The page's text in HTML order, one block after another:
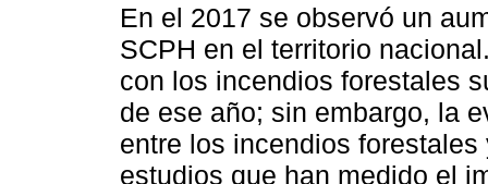
En el 2017 se observó un
SCPH en el territorio
con los incendios forestales
de ese año; sin embargo, la
entre los incendios
estudios que han medido el